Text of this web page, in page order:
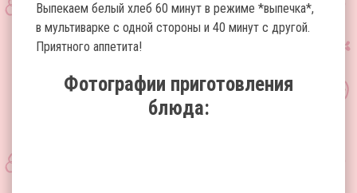
Выпекаем белый хлеб 60 минут в режиме *выпечка*,
в мультиварке с одной стороны и 40 минут с другой.
Приятного аппетита!
Фотографии приготовления
блюда: